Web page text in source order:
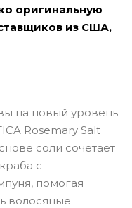
оригинальную
из США,
на новый уровень
Rosemary Salt
соли сочетает
с
помогая
волосяные